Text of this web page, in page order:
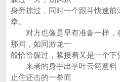
身旁掠过，同时一个跟斗快速
拳。
对方也像是早有准备一样，
那间，如同游龙一
般恰恰躲过，紧接着又是一个下
来者的身手出乎叶云翎意料
止住还击的一拳而